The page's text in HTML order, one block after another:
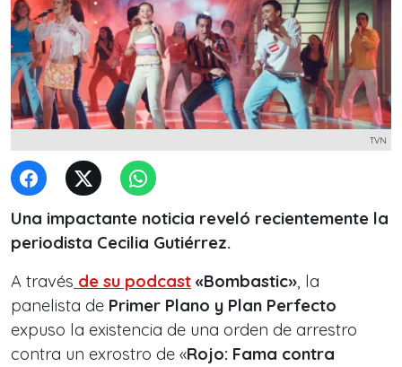
TVN
Una impactante noticia reveló recientemente la
periodista Cecilia Gutiérrez.
A través de su podcast «Bombastic», la
panelista de Primer Plano y Plan Perfecto
expuso la existencia de una orden de arrestro
contra un exrostro de «Rojo: Fama contra